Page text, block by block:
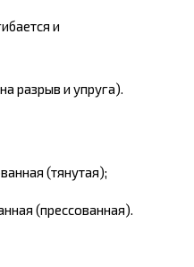
и
разрыв и упруга).
(тянутая);
(прессованная).